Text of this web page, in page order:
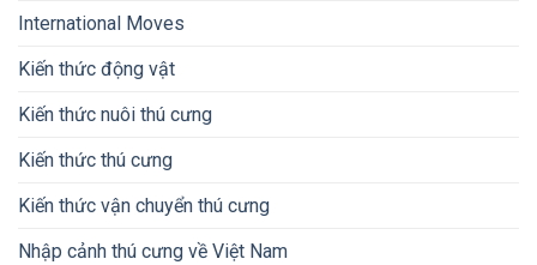
International Moves
Kiến thức động vật
Kiến thức nuôi thú cưng
Kiến thức thú cưng
Kiến thức vận chuyển thú cưng
Nhập cảnh thú cưng về Việt Nam